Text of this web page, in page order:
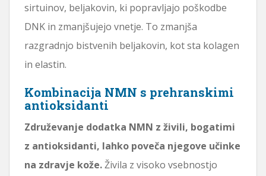
sirtuinov, beljakovin, ki popravljajo poškodbe
DNK in zmanjšujejo vnetje. To zmanjša
razgradnjo bistvenih beljakovin, kot sta kolagen
in elastin.
Kombinacija NMN s prehranskimi
antioksidanti
Združevanje dodatka NMN z živili, bogatimi
z antioksidanti, lahko poveča njegove učinke
na zdravje kože.Živila z visoko vsebnostjo